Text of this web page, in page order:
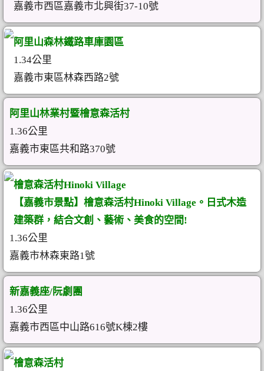
嘉義市西區嘉義市北興街37-10號
阿里山森林鐵路車庫園區
1.34公里
嘉義市東區林森西路2號
阿里山林業村暨檜意森活村
1.36公里
嘉義市東區共和路370號
檜意森活村Hinoki Village
【嘉義市景點】檜意森活村Hinoki Village。日式木造
建築群，結合文創、藝術、美食的空間!
1.36公里
嘉義市林森東路1號
新嘉義座/阮劇團
1.36公里
嘉義市西區中山路616號K棟2樓
檜意森活村